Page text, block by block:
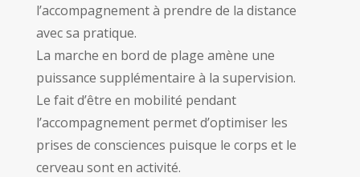
l’accompagnement à prendre de la distance
avec sa pratique.
La marche en bord de plage amène une
puissance supplémentaire à la supervision.
Le fait d’être en mobilité pendant
l’accompagnement permet d’optimiser les
prises de consciences puisque le corps et le
cerveau sont en activité.